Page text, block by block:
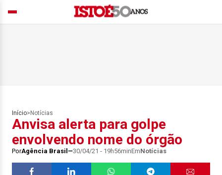
Início> Notícias
Anvisa alerta para golpe
envolvendo nome do órgão
PorAgência Brasil 30/04/21 - 19h56minEmNotícias